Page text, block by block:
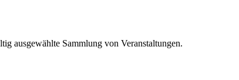
ausgewählte Sammlung von Veranstaltungen.